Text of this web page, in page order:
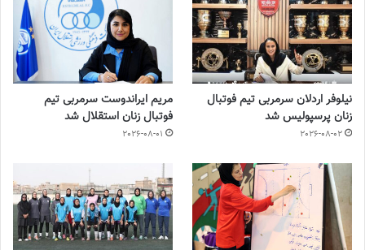
نیلوفر اردلان سرمربی تیم فوتبال
زنان پرسپولیس شد
2026-08-02
مریم ایراندوست سرمربی تیم
فوتبال زنان استقلال شد
2026-08-01